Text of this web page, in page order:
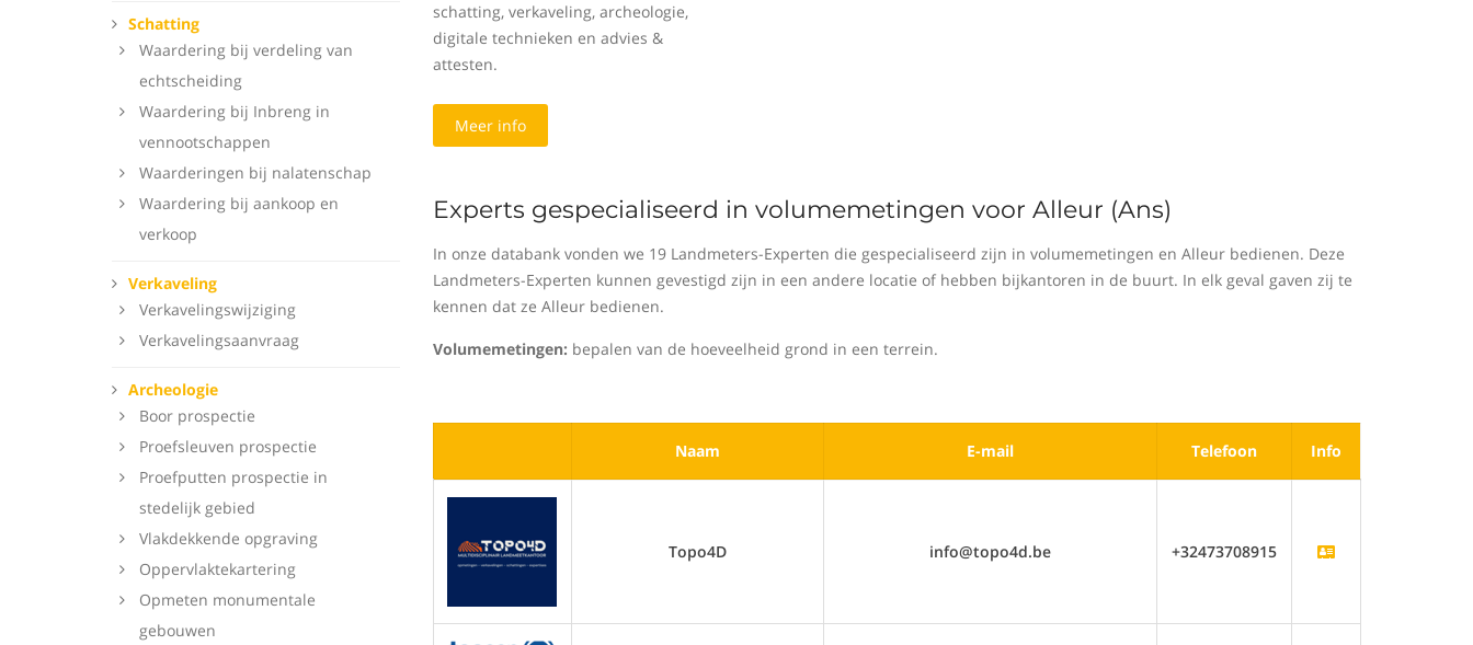
Schatting
Waardering bij verdeling van
echtscheiding
Waardering bij Inbreng in
vennootschappen
Waarderingen bij nalatenschap
Waardering bij aankoop en
verkoop
Verkaveling
Verkavelingswijziging
Verkavelingsaanvraag
Archeologie
Boor prospectie
Proefsleuven prospectie
Proefputten prospectie in
stedelijk gebied
Vlakdekkende opgraving
Oppervlaktekartering
Opmeten monumentale
gebouwen
schatting, verkaveling, archeologie,
digitale technieken en advies &
attesten.
Meer info
Experts gespecialiseerd in volumemetingen voor Alleur (Ans)
In onze databank vonden we 19 Landmeters-Experten die gespecialiseerd zijn in volumemetingen en Alleur bedienen. Deze
Landmeters-Experten kunnen gevestigd zijn in een andere locatie of hebben bijkantoren in de buurt. In elk geval gaven zij te
kennen dat ze Alleur bedienen.
Volumemetingen: bepalen van de hoeveelheid grond in een terrein.
Naam E-mail Telefoon Info
Topo4D info@topo4d.be +32473708915